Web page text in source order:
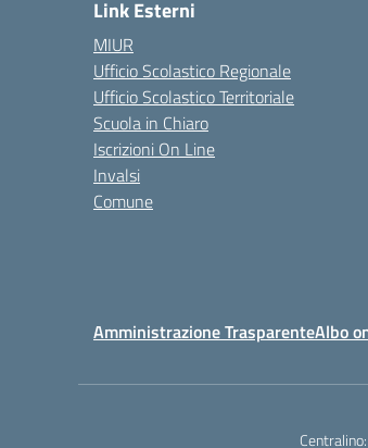
Link Esterni
MIUR
Ufficio Scolastico Regionale
Ufficio Scolastico Territoriale
Scuola in Chiaro
Iscrizioni On Line
Invalsi
Comune
Amministrazione TrasparenteAlbo
Centralino: